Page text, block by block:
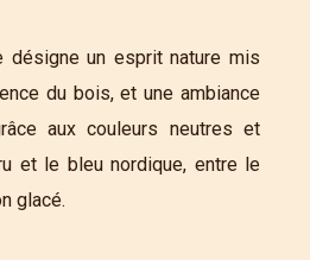
désigne un esprit nature mis
du bois, et une ambiance
aux couleurs neutres et
et le bleu nordique, entre le
glacé.